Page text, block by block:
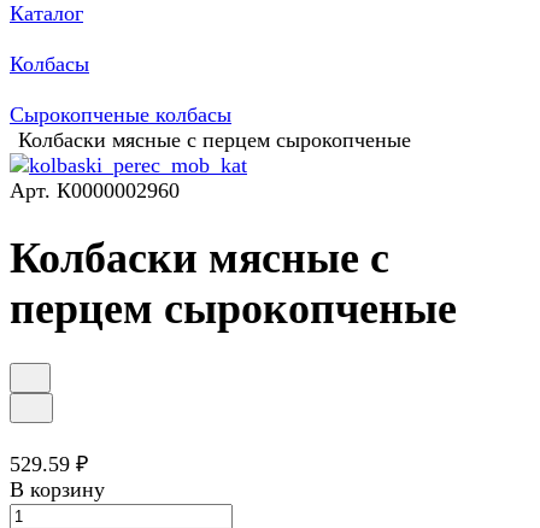
Каталог
Колбасы
Сырокопченые колбасы
Колбаски мясные с перцем сырокопченые
Арт. К0000002960
Колбаски мясные с
перцем сырокопченые
529.59 ₽
В корзину